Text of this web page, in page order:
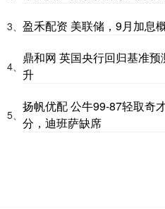
3、 盈禾配资 美联储，9月加息
4、
鼎和网 英国央行回归基准
升
5、
扬帆优配 公牛99-87轻取奇
分，迪班萨缺席